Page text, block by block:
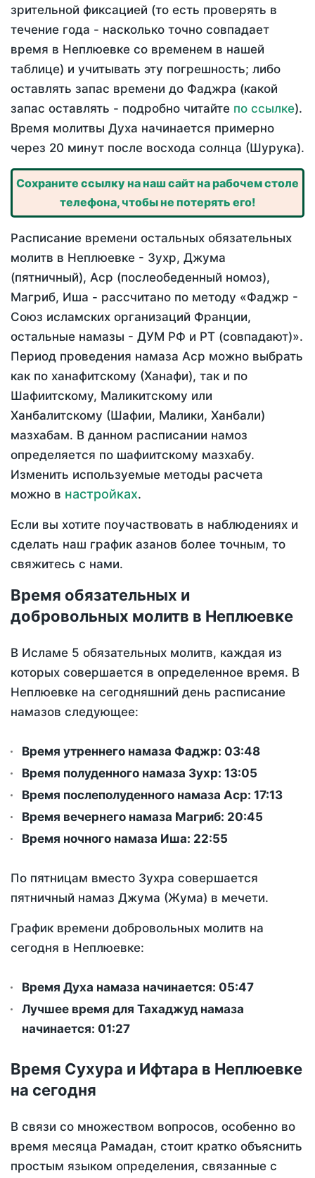
зрительной фиксацией (то есть проверять в
течение года - насколько точно совпадает
время в Неплюевке со временем в нашей
таблице) и учитывать эту погрешность; либо
оставлять запас времени до Фаджра (какой
запас оставлять - подробно читайте по ссылке).
Время молитвы Духа начинается примерно
через 20 минут после восхода солнца (Шурука).
Сохраните ссылку на наш сайт на рабочем столе
телефона, чтобы не потерять его!
Расписание времени остальных обязательных
молитв в Неплюевке - Зухр, Джума
(пятничный), Аср (послеобеденный номоз),
Магриб, Иша - рассчитано по методу «Фаджр -
Союз исламских организаций Франции,
остальные намазы - ДУМ РФ и РТ (совпадают)».
Период проведения намаза Аср можно выбрать
как по ханафитскому (Ханафи), так и по
Шафиитскому, Маликитскому или
Ханбалитскому (Шафии, Малики, Ханбали)
мазхабам. В данном расписании намоз
определяется по шафиитскому мазхабу.
Изменить используемые методы расчета
можно в настройках.
Если вы хотите поучаствовать в наблюдениях и
сделать наш график азанов более точным, то
свяжитесь с нами.
Время обязательных и
добровольных молитв в Неплюевке
В Исламе 5 обязательных молитв, каждая из
которых совершается в определенное время. В
Неплюевке на сегодняшний день расписание
намазов следующее:
Время утреннего намаза Фаджр: 03:48
Время полуденного намаза Зухр: 13:05
Время послеполуденного намаза Аср: 17:13
Время вечернего намаза Магриб: 20:45
Время ночного намаза Иша: 22:55
По пятницам вместо Зухра совершается
пятничный намаз Джума (Жума) в мечети.
График времени добровольных молитв на
сегодня в Неплюевке:
Время Духа намаза начинается: 05:47
Лучшее время для Тахаджуд намаза
начинается: 01:27
Время Сухура и Ифтара в Неплюевке
на сегодня
В связи со множеством вопросов, особенно во
время месяца Рамадан, стоит кратко объяснить
простым языком определения, связанные с